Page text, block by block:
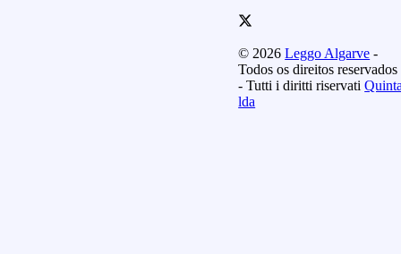
© 2026Leggo Algarve -
Todos os direitos reservados
- Tutti i diritti riservati
lda